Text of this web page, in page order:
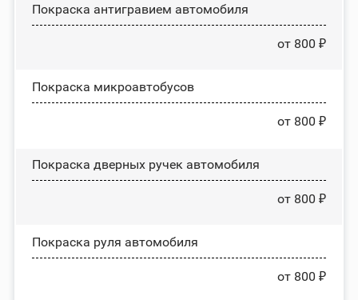
Покраска антигравием автомобиля
от 800 ₽
Покраска микроавтобусов
от 800 ₽
Покраска дверных ручек автомобиля
от 800 ₽
Покраска руля автомобиля
от 800 ₽